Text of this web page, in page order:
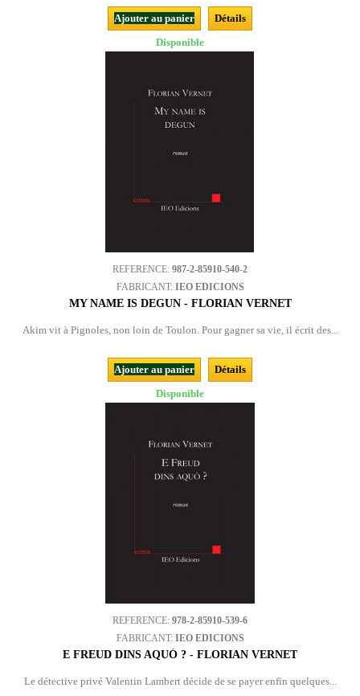
Ajouter au panier
Détails
Disponible
REFERENCE: 987-2-85910-540-2
FABRICANT: IEO EDICIONS
MY NAME IS DEGUN - FLORIAN VERNET
Akim vit à Pignoles, non loin de Toulon. Pour gagner sa vie, il écrit des...
Ajouter au panier
Détails
Disponible
REFERENCE: 978-2-85910-539-6
FABRICANT: IEO EDICIONS
E FREUD DINS AQUÒ ? - FLORIAN VERNET
Le détective privé Valentin Lambert décide de se payer enfin quelques...